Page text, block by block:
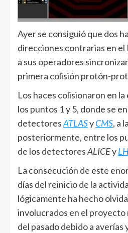
Ayer se consiguió que dos
direcciones contrarias en
a sus operadores
primera colisión protón-
Los haces colisionaron en
los puntos 1 y 5, donde se
detectoresATLASyCMS, a
posteriormente, entre los
de los detectoresALICEy
La consecución de este
días del reinicio de la
lógicamente ha hecho
involucrados en el proyecto
del pasado debido a averías